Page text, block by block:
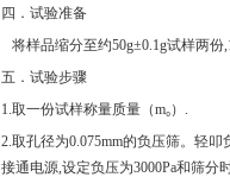
四．试验准备
将样品缩分至约50g±0.1g试样两
五．试验步骤
1.取一份试样称量质量（m₀）.
2.取孔径为0.075mm的负压筛。轻
接通电源,设定负压为3000Pa和筛分